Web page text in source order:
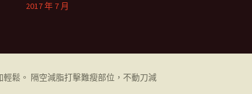
2017 年 7 月
鬆。 隔空減脂打擊難瘦部位，不動刀減